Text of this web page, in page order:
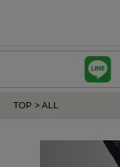
TOP ALL